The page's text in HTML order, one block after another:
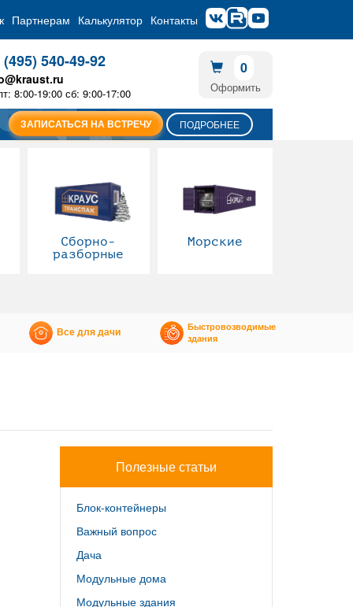
Партнерам Калькулятор Контакты
(495) 540-49-92
8:00-19:00 сб: 9:00-17:00
0
Оформить
ЗАПИСАТЬСЯ НА ВСТРЕЧУ ПОДРОБНЕЕ
Сборно-
разборные
Морские
Все для дачи
Быстровозводимые
здания
Полезные статьи
Блок-контейнеры
Важный вопрос
Дача
Модульные дома
Модульные здания